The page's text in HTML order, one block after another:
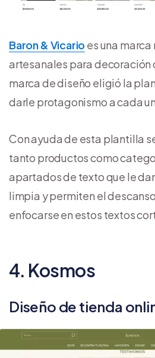
Baron & Vicario es una
artesanales para decoración
marca de diseño eligió la
darle protagonismo a cada
Con ayuda de esta plantilla
tanto productos como
apartados de texto que le
limpia y permiten el
enfocarse en estos textos
4. Kosmos
Diseño de tienda